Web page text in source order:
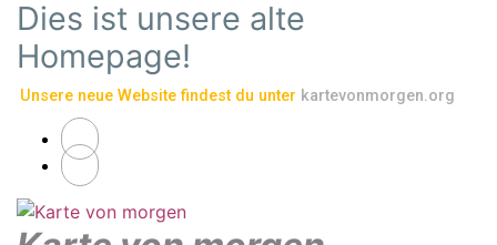
Zum Hauptinhalt springen
Dies ist unsere alte
Homepage!
Unsere neue Website findest du unter kartevonmorgen.org